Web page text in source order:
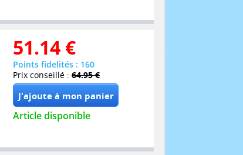
51.14 €
Points fidelités : 160
Prix conseillé : 64.95 €
Article disponible